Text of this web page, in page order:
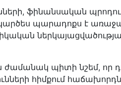
ֆինանսական
պարադոքս է
ժամանակ պիտի նշեմ, որ
հիմքում